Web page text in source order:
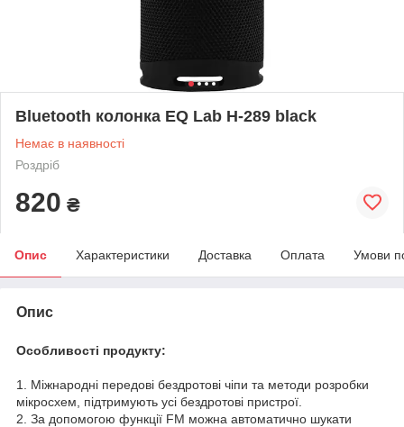
Bluetooth колонка EQ Lab H-289 black
Немає в наявності
Роздріб
820 ₴
Опис Характеристики Доставка Оплата Умови
Опис
Особливості продукту:
1. Міжнародні передові бездротові чіпи та методи розробки
мікросхем, підтримують усі бездротові пристрої.
2. За допомогою функції FM можна автоматично шукати